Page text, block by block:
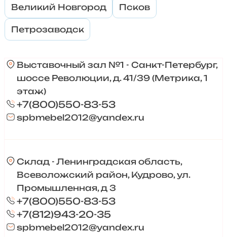
Великий Новгород Псков
Петрозаводск
Выставочный зал №1 - Санкт-Петербург,
шоссе Революции, д. 41/39 (Метрика, 1
этаж)
+7(800)550-83-53
spbmebel2012@yandex.ru
Склад - Ленинградская область,
Всеволожский район, Кудрово, ул.
Промышленная, д 3
+7(800)550-83-53
+7(812)943-20-35
spbmebel2012@yandex.ru